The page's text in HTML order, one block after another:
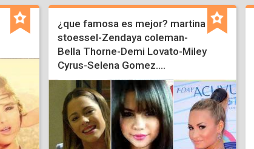
¿que famosa es mejor? martina
stoessel-Zendaya coleman-
Bella Thorne-Demi Lovato-Miley
Cyrus-Selena Gomez....